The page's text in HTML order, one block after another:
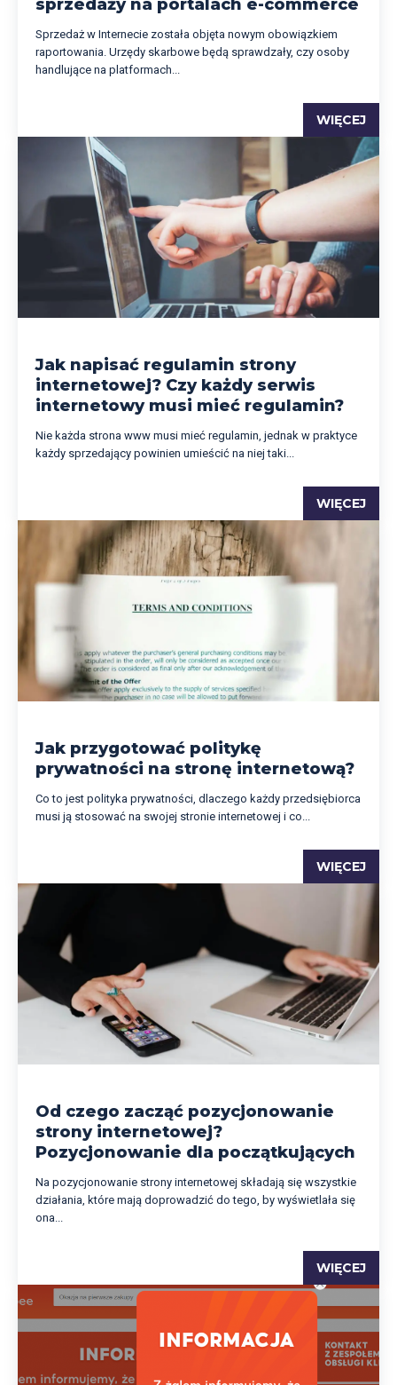
sprzedaży na portalach e-commerce
Sprzedaż w Internecie została objęta nowym obowiązkiem
raportowania. Urzędy skarbowe będą sprawdzały, czy osoby
handlujące na platformach...
WIĘCEJ
Jak napisać regulamin strony
internetowej? Czy każdy serwis
internetowy musi mieć regulamin?
Nie każda strona www musi mieć regulamin, jednak w praktyce
każdy sprzedający powinien umieścić na niej taki...
WIĘCEJ
Jak przygotować politykę
prywatności na stronę internetową?
Co to jest polityka prywatności, dlaczego każdy przedsiębiorca
musi ją stosować na swojej stronie internetowej i co...
WIĘCEJ
Od czego zacząć pozycjonowanie
strony internetowej?
Pozycjonowanie dla początkujących
Na pozycjonowanie strony internetowej składają się wszystkie
działania, które mają doprowadzić do tego, by wyświetlała się
ona...
WIĘCEJ